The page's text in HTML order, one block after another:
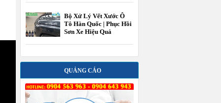
Bộ Xử Lý Vết Xước Ô
Tô Hàn Quốc | Phục Hồi
Sơn Xe Hiệu Quả
QUẢNG CÁO